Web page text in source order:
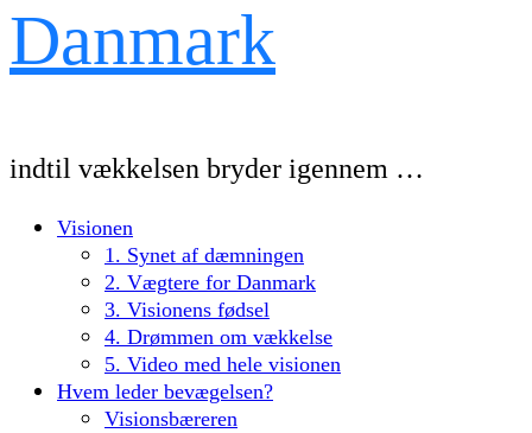
Danmark
indtil vækkelsen bryder igennem …
Visionen
1. Synet af dæmningen
2. Vægtere for Danmark
3. Visionens fødsel
4. Drømmen om vækkelse
5. Video med hele visionen
Hvem leder bevægelsen?
Visionsbæreren